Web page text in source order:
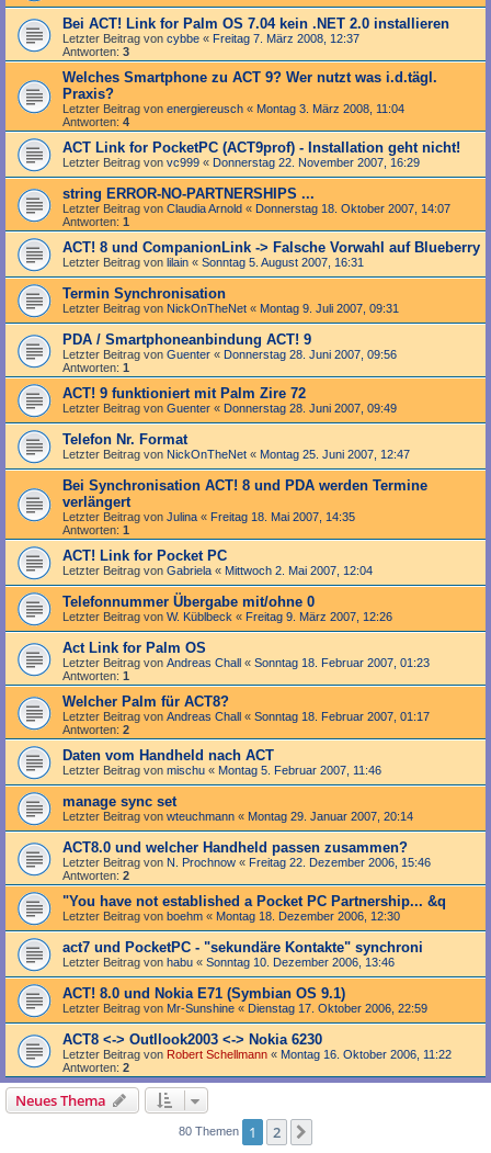
Bei ACT! Link for Palm OS 7.04 kein .NET 2.0 installieren
Letzter Beitrag von cybbe « Freitag 7. März 2008, 12:37
Antworten: 3
Welches Smartphone zu ACT 9? Wer nutzt was i.d.tägl.
Praxis?
Letzter Beitrag von energiereusch « Montag 3. März 2008, 11:04
Antworten: 4
ACT Link for PocketPC (ACT9prof) - Installation geht nicht!
Letzter Beitrag von vc999 « Donnerstag 22. November 2007, 16:29
string ERROR-NO-PARTNERSHIPS ...
Letzter Beitrag von Claudia Arnold « Donnerstag 18. Oktober 2007, 14:07
Antworten: 1
ACT! 8 und CompanionLink -> Falsche Vorwahl auf Blueberry
Letzter Beitrag von lilain « Sonntag 5. August 2007, 16:31
Termin Synchronisation
Letzter Beitrag von NickOnTheNet « Montag 9. Juli 2007, 09:31
PDA / Smartphoneanbindung ACT! 9
Letzter Beitrag von Guenter « Donnerstag 28. Juni 2007, 09:56
Antworten: 1
ACT! 9 funktioniert mit Palm Zire 72
Letzter Beitrag von Guenter « Donnerstag 28. Juni 2007, 09:49
Telefon Nr. Format
Letzter Beitrag von NickOnTheNet « Montag 25. Juni 2007, 12:47
Bei Synchronisation ACT! 8 und PDA werden Termine
verlängert
Letzter Beitrag von Julina « Freitag 18. Mai 2007, 14:35
Antworten: 1
ACT! Link for Pocket PC
Letzter Beitrag von Gabriela « Mittwoch 2. Mai 2007, 12:04
Telefonnummer Übergabe mit/ohne 0
Letzter Beitrag von W. Küblbeck « Freitag 9. März 2007, 12:26
Act Link for Palm OS
Letzter Beitrag von Andreas Chall « Sonntag 18. Februar 2007, 01:23
Antworten: 1
Welcher Palm für ACT8?
Letzter Beitrag von Andreas Chall « Sonntag 18. Februar 2007, 01:17
Antworten: 2
Daten vom Handheld nach ACT
Letzter Beitrag von mischu « Montag 5. Februar 2007, 11:46
manage sync set
Letzter Beitrag von wteuchmann « Montag 29. Januar 2007, 20:14
ACT8.0 und welcher Handheld passen zusammen?
Letzter Beitrag von N. Prochnow « Freitag 22. Dezember 2006, 15:46
Antworten: 2
"You have not established a Pocket PC Partnership... &q
Letzter Beitrag von boehm « Montag 18. Dezember 2006, 12:30
act7 und PocketPC - "sekundäre Kontakte" synchroni
Letzter Beitrag von habu « Sonntag 10. Dezember 2006, 13:46
ACT! 8.0 und Nokia E71 (Symbian OS 9.1)
Letzter Beitrag von Mr-Sunshine « Dienstag 17. Oktober 2006, 22:59
ACT8 <-> Outllook2003 <-> Nokia 6230
Letzter Beitrag von Robert Schellmann « Montag 16. Oktober 2006, 11:22
Antworten: 2
Neues Thema
80 Themen 1 2